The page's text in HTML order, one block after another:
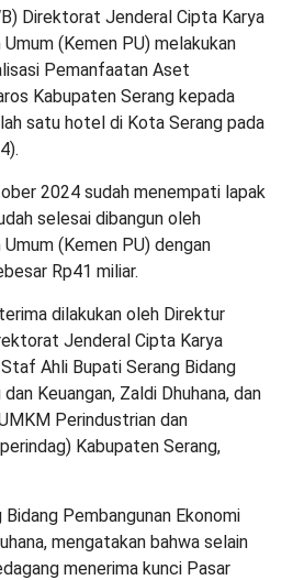
Direktorat Jenderal Cipta Karya
(Kemen PU) melakukan
Pemanfaatan Aset
Kabupaten Serang kepada
satu hotel di Kota Serang pada
2024 sudah menempati lapak
selesai dibangun oleh
(Kemen PU) dengan
Rp41 miliar.
dilakukan oleh Direktur
Jenderal Cipta Karya
Ahli Bupati Serang Bidang
Keuangan, Zaldi Dhuhana, dan
Perindustrian dan
Kabupaten Serang,
Pembangunan Ekonomi
mengatakan bahwa selain
menerima kunci Pasar